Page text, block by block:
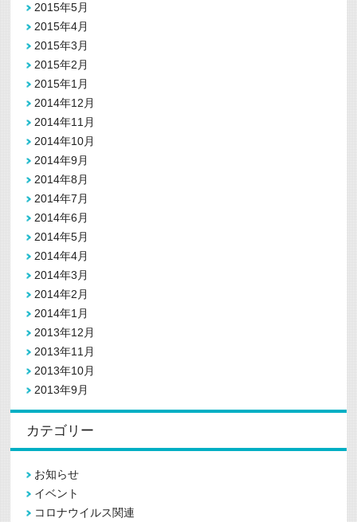
2015年5月
2015年4月
2015年3月
2015年2月
2015年1月
2014年12月
2014年11月
2014年10月
2014年9月
2014年8月
2014年7月
2014年6月
2014年5月
2014年4月
2014年3月
2014年2月
2014年1月
2013年12月
2013年11月
2013年10月
2013年9月
カテゴリー
お知らせ
イベント
コロナウイルス関連